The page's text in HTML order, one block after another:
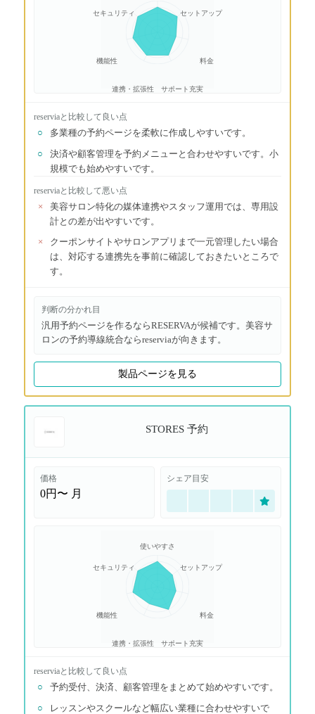
セットアップ
料金
サポート充実
連携・拡張性
機能性
セキュリティ
reserviaと比較して良い点
○
多業種の予約ページを柔軟に作成しやすいです。
○
決済や顧客管理を予約メニューと合わせやすいです。小
規模でも始めやすいです。
reserviaと比較して悪い点
×
美容サロン特化の媒体連携やスタッフ運用では、専用設
計との差が出やすいです。
×
クーポンサイトやサロンアプリまで一元管理したい場合
は、対応する連携先を事前に確認しておきたいところで
す。
判断の分かれ目
汎用予約ページを作るならRESERVAが候補です。美容サ
ロンの予約導線統合ならreserviaが向きます。
製品ページを見る
STORES 予約
価格
0円〜 月
シェア目安
使いやすさ
セットアップ
料金
サポート充実
連携・拡張性
機能性
セキュリティ
reserviaと比較して良い点
○
予約受付、決済、顧客管理をまとめて始めやすいです。
○
レッスンやスクールなど幅広い業種に合わせやすいで